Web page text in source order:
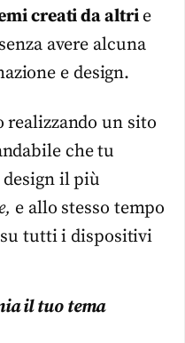
creati da altrie
avere alcuna
e design.
realizzando un sito
che tu
il più
e allo stesso tempo
tutti i dispositivi
il tuo tema